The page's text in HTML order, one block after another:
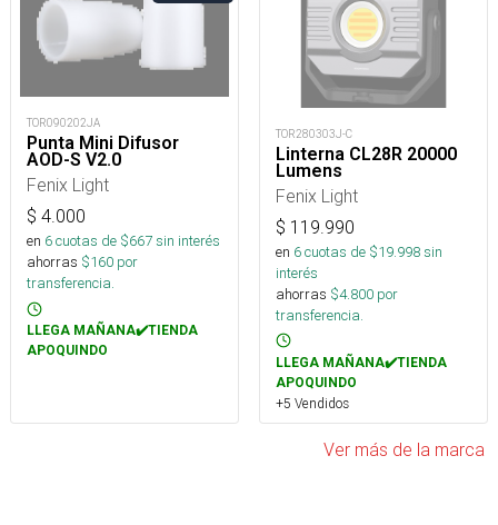
TOR090202JA
Punta Mini Difusor
AOD-S V2.0
Fenix Light
$ 4.000
en 6cuotas de $667sin interés
ahorras $160 por
transferencia.
LLEGA MAÑANA✔️TIENDA
APOQUINDO
TOR280303J-C
Linterna CL28R 20000
Lumens
Fenix Light
$ 119.990
en 6cuotas de $19.998sin
interés
ahorras $4.800 por
transferencia.
LLEGA MAÑANA✔️TIENDA
APOQUINDO
+5 Vendidos
Ver más de la marca